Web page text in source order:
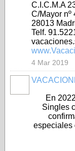
C.I.C.M.A
C/Mayor nº
28013
Telf.
4 Mar 2019
En
Singles
especiales